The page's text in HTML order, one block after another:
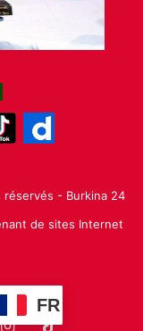
- Burkina 24
de sites Internet
FR
Instagram
TikTok